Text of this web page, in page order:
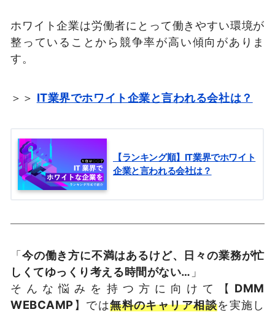
ホワイト企業は労働者にとって働きやすい環境が
整っていることから競争率が高い傾向がありま
す。
＞＞ IT業界でホワイト企業と言われる会社は？
【ランキング順】IT業界でホワイト
企業と言われる会社は？
「今の働き方に不満はあるけど、日々の業務が忙
しくてゆっくり考える時間がない… 」
そんな悩みを持つ方に向けて【 DMM
WEBCAMP】では無料のキャリア相談を実施し